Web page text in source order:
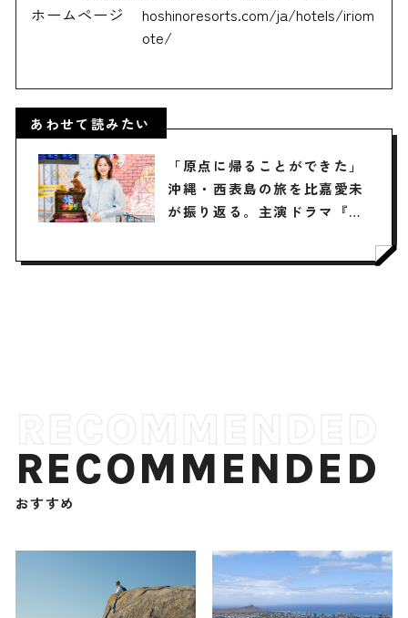
ホームページ
hoshinoresorts.com/ja/hotels/iriom
ote/
あわせて読みたい
「原点に帰ることができた」
沖縄・西表島の旅を比嘉愛未
が振り返る。主演ドラマ『フ
も
RECOMMENDED
おすすめ